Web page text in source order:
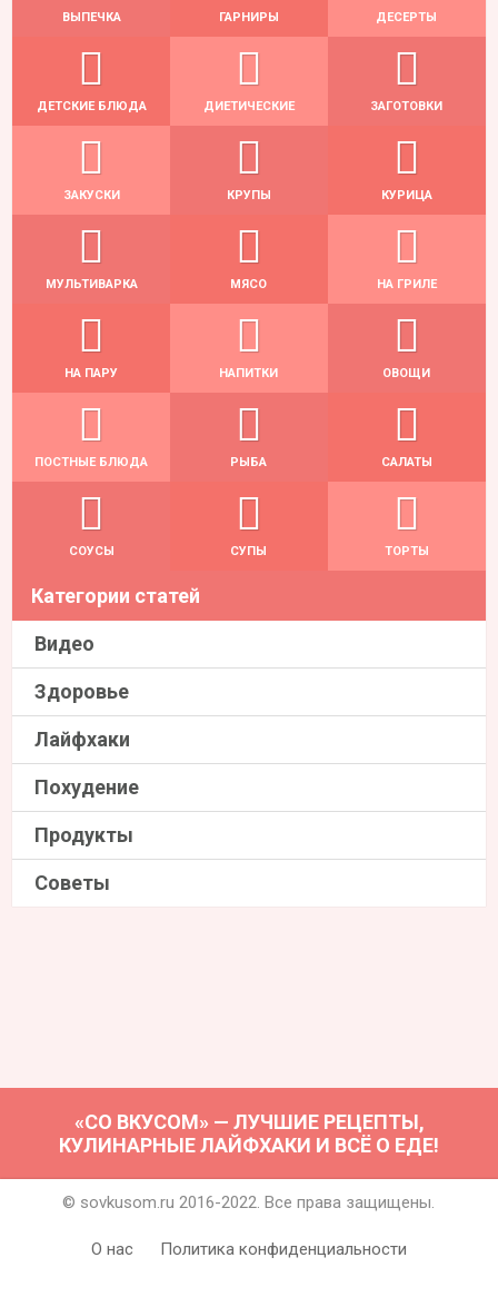
ВЫПЕЧКА ГАРНИРЫ ДЕСЕРТЫ
ДЕТСКИЕ БЛЮДА ДИЕТИЧЕСКИЕ ЗАГОТОВКИ
ЗАКУСКИ КРУПЫ КУРИЦА
МУЛЬТИВАРКА МЯСО НА ГРИЛЕ
НА ПАРУ НАПИТКИ ОВОЩИ
ПОСТНЫЕ БЛЮДА РЫБА САЛАТЫ
СОУСЫ СУПЫ ТОРТЫ
Категории статей
Видео
Здоровье
Лайфхаки
Похудение
Продукты
Советы
«СО ВКУСОМ» — ЛУЧШИЕ РЕЦЕПТЫ,
КУЛИНАРНЫЕ ЛАЙФХАКИ И ВСЁ О ЕДЕ!
© sovkusom.ru 2016-2022. Все права защищены.
О нас Политика конфиденциальности